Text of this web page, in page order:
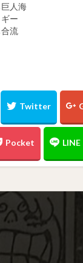
人海
ー
流